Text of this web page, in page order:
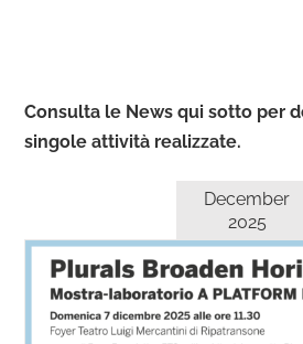
Consulta le News qui sotto per
singole attività realizzate.
December
2025